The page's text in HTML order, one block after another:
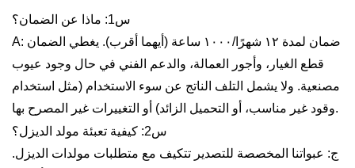
س1: ماذا عن الضمان؟
A: ضمان لمدة ١٢ شهرًا/١٠٠٠ ساعة (أيهما أقرب). يغطي الضمان
قطع الغيار، وأجور العمالة، والدعم الفني في حال وجود عيوب
مصنعية. ولا يشمل التلف الناتج عن سوء الاستخدام (مثل استخدام
وقود غير مناسب، أو التحميل الزائد) أو التغييرات غير المصرح بها.
س2: كيفية تعبئة مولد الديزل؟
ج: عبواتنا المخصصة للتصدير تتكيف مع متطلبات مولدات الديزل.